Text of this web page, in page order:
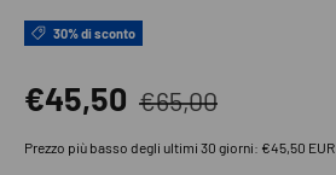
30% di sconto
Prezzo di vendita
€45,50 Prezzo normale
€65,00
Prezzo più basso degli ultimi 30 giorni: €45,50 EUR